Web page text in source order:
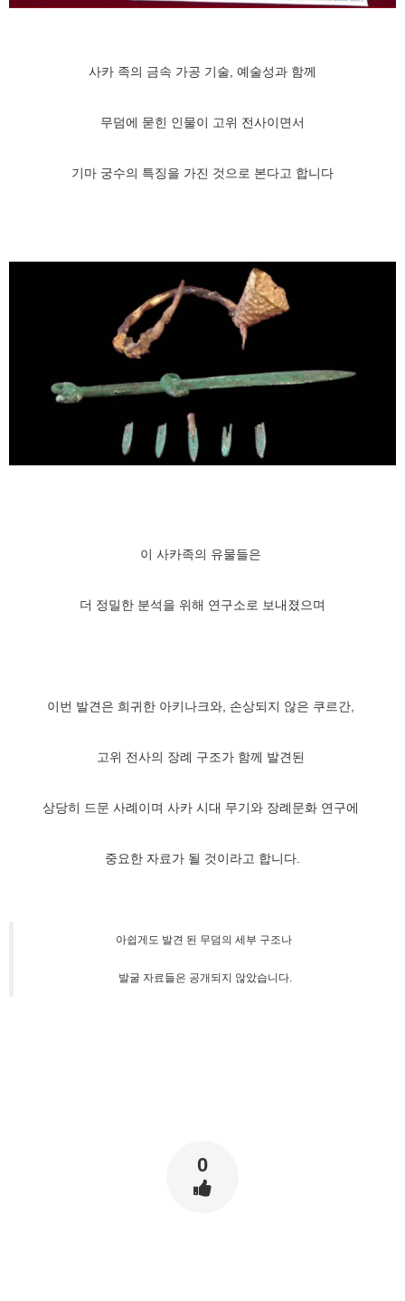
사카 족의 금속 가공 기술, 예술성과 함께
무덤에 묻힌 인물이 고위 전사이면서
기마 궁수의 특징을 가진 것으로 본다고 합니다
이 사카족의 유물들은
더 정밀한 분석을 위해 연구소로 보내졌으며
이번 발견은 희귀한 아키나크와, 손상되지 않은 쿠르간,
고위 전사의 장례 구조가 함께 발견된
상당히 드문 사례이며 사카 시대 무기와 장례문화 연구에
중요한 자료가 될 것이라고 합니다.
아쉽게도 발견 된 무덤의 세부 구조나
발굴 자료들은 공개되지 않았습니다.
0